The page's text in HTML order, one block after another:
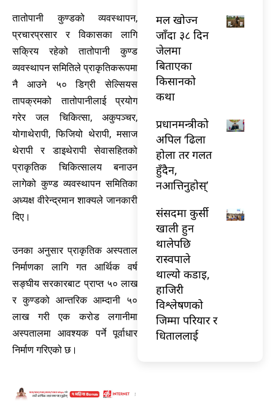
तातोपानी कुण्डको व्यवस्थापन,
प्रचारप्रसार र विकासका लागि
सक्रिय रहेको तातोपानी कुण्ड
व्यवस्थापन समितिले प्राकृतिकरूपमा
नै आउने ५० डिग्री सेल्सियस
तापक्रमको तातोपानीलाई प्रयोग
गरेर जल चिकित्सा, अकुपञ्चर,
योगाथेरापी, फिजियो थेरापी, मसाज
थेरापी र डाइथेरापी सेवासहितको
प्राकृतिक चिकित्सालय बनाउन
लागेको कुण्ड व्यवस्थापन समितिका
अध्यक्ष वीरेन्द्रमान शाक्यले जानकारी
दिए।
उनका अनुसार प्राकृतिक अस्पताल
निर्माणका लागि गत आर्थिक वर्ष
सङ्घीय सरकारबाट प्राप्त ५० लाख
र कुण्डको आन्तरिक आम्दानी ५०
लाख गरी एक करोड लगानीमा
अस्पतालमा आवश्यक पर्ने पूर्वाधार
निर्माण गरिएको छ।
मल खोज्न
जाँदा ३८ दिन
जेलमा
बिताएका
किसानको
कथा
प्रधानमन्त्रीको
अपिल ‘ढिला
होला तर गलत
हुँदैन,
नआत्तिनुहोस्’
संसदमा कुर्सी
खाली हुन
थालेपछि
रास्वपाले
थाल्यो कडाइ,
हाजिरी
विश्लेषणको
जिम्मा परियार र
धिताललाई